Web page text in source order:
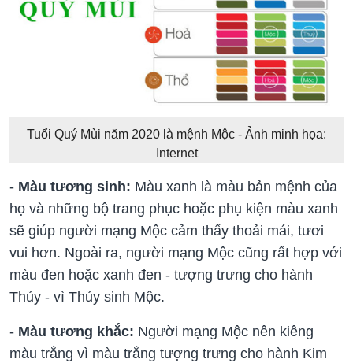
Tuổi Quý Mùi năm 2020 là mệnh Mộc - Ảnh minh họa:
Internet
- Màu tương sinh: Màu xanh là màu bản mệnh của
họ và những bộ trang phục hoặc phụ kiện màu xanh
sẽ giúp người mạng Mộc cảm thấy thoải mái, tươi
vui hơn. Ngoài ra, người mạng Mộc cũng rất hợp với
màu đen hoặc xanh đen - tượng trưng cho hành
Thủy - vì Thủy sinh Mộc.
- Màu tương khắc: Người mạng Mộc nên kiêng
màu trắng vì màu trắng tượng trưng cho hành Kim